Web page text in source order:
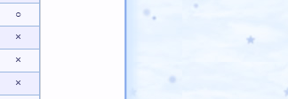
○
×
×
×